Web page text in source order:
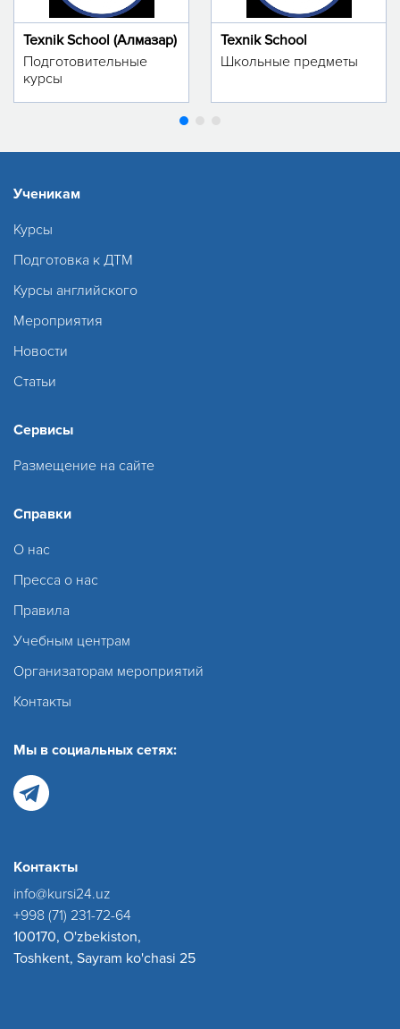
Texnik School (Алмазар)
Подготовительные
курсы
Texnik School
Школьные предметы
Ученикам
Курсы
Подготовка к ДТМ
Курсы английского
Мероприятия
Новости
Статьи
Сервисы
Размещение на сайте
Справки
О нас
Пресса о нас
Правила
Учебным центрам
Организаторам мероприятий
Контакты
Мы в социальных сетях:
Контакты
info@kursi24.uz
+998 (71) 231-72-64
100170, O'zbekiston,
Toshkent, Sayram ko'chasi 25